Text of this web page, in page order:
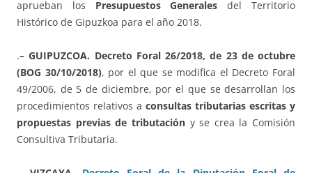
aprueban los Presupuestos Generalesdel Territorio
Histórico de Gipuzkoa para el año 2018.
.– GUIPUZCOA. Decreto Foral 26/2018, de 23 de octubre
(BOG 30/10/2018), por el que se modifica el Decreto Foral
49/2006, de 5 de diciembre, por el que se desarrollan los
procedimientos relativos a consultas tributarias escritas y
propuestas previas de tributación y se crea la Comisión
Consultiva Tributaria.